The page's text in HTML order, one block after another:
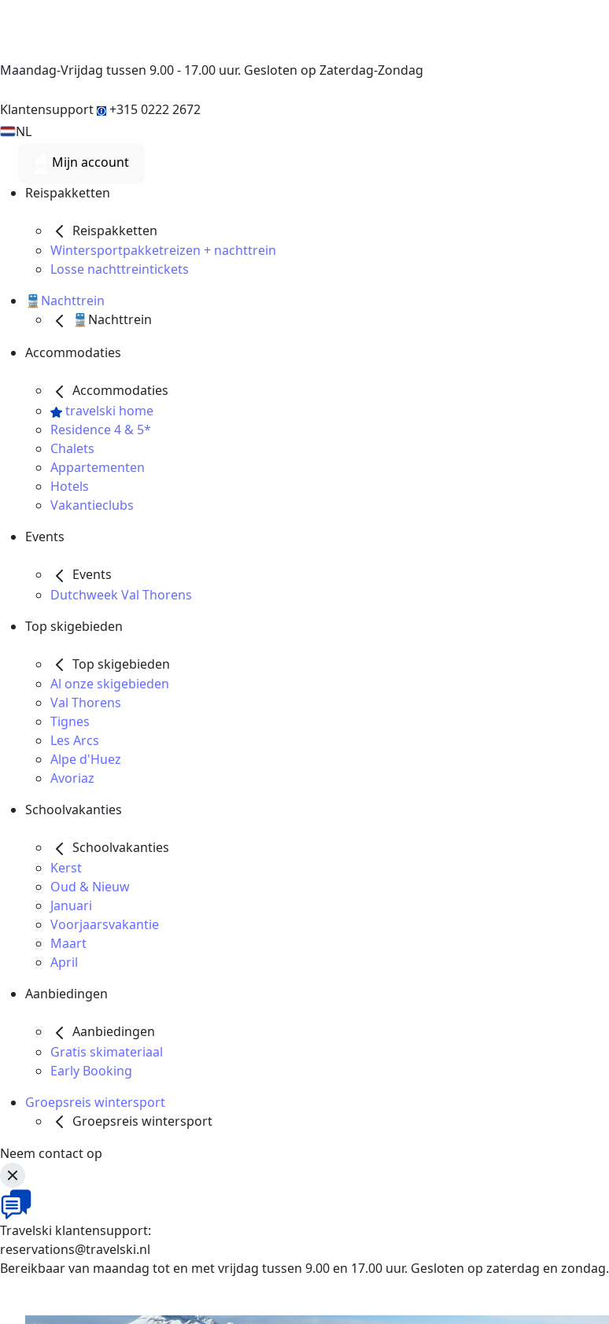
Maandag-Vrijdag tussen 9.00 - 17.00 uur. Gesloten op Zaterdag-Zondag
Klantensupport
+315 0222 2672
NL
Mijn account
Reispakketten
Reispakketten
Wintersportpakketreizen + nachttrein
Losse nachttreintickets
🚆Nachttrein
🚆Nachttrein
Accommodaties
Accommodaties
travelski home
Residence 4 & 5*
Chalets
Appartementen
Hotels
Vakantieclubs
Events
Events
Dutchweek Val Thorens
Top skigebieden
Top skigebieden
Al onze skigebieden
Val Thorens
Tignes
Les Arcs
Alpe d'Huez
Avoriaz
Schoolvakanties
Schoolvakanties
Kerst
Oud & Nieuw
Januari
Voorjaarsvakantie
Maart
April
Aanbiedingen
Aanbiedingen
Gratis skimateriaal
Early Booking
Groepsreis wintersport
Groepsreis wintersport
Neem contact op
Travelski klantensupport:
reservations@travelski.nl
Bereikbaar van maandag tot en met vrijdag tussen 9.00 en 17.00 uur. Gesloten op zaterdag en zondag.